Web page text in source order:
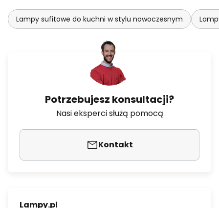
Lampy sufitowe do kuchni w stylu nowoczesnym
Potrzebujesz konsultacji?
Nasi eksperci służą pomocą
Kontakt
Lampy.pl